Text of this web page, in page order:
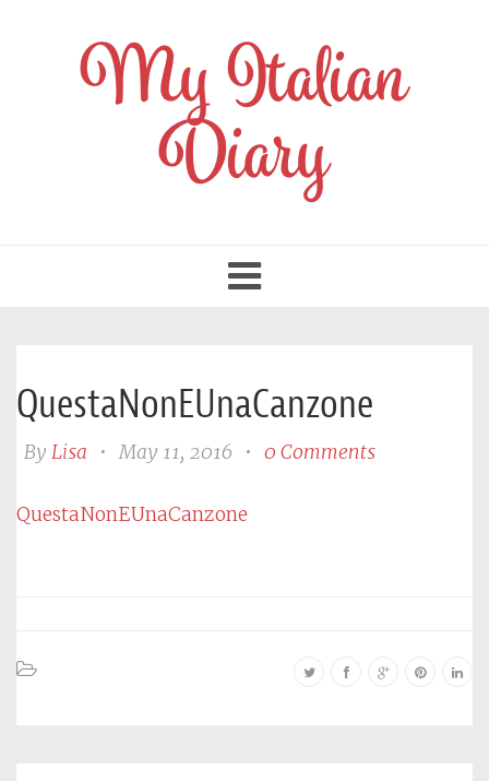
My Italian
Diary
Toggle
navigation
QuestaNonEUnaCanzone
By Lisa • May 11, 2016 • 0 Comments
QuestaNonEUnaCanzone